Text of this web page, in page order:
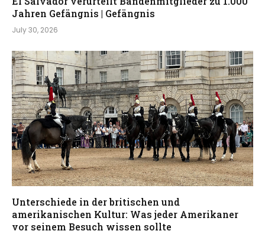
Jahren Gefängnis | Gefängnis
July 30, 2026
Unterschiede in der britischen und
amerikanischen Kultur: Was jeder Amerikaner
vor seinem Besuch wissen sollte